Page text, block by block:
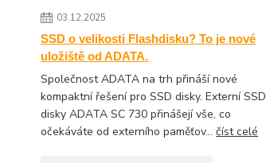
03.12.2025
SSD o velikosti Flashdisku? To je nové
uložiště od ADATA.
Společnost ADATA na trh přináší nové
kompaktní řešení pro SSD disky. Externí SSD
disky ADATA SC 730 přinášejí vše, co
očekáváte od externího paměťov...číst celé